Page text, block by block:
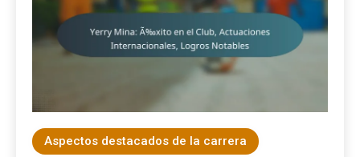
Aspectos destacados de la carrera